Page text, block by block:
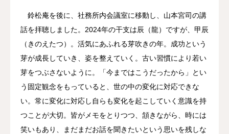
鈴松庵を後に、社務所内会議室に移動し、山本宮司の講
話を拝聴しました。2024年の干支は辰（龍）ですが、甲辰
（きのえたつ）。活気にあふれる芽吹きの年。成功という
芽が成長していき、姿を整えていく。古い習慣により若い
芽をつぶさないように。「今まではこうだったから」とい
う固定観念をもっていると、世の中の変化に対応できな
い。常に変化に対応し自らも変化を起こしていく意識を持
つことが大切。皆がメモをとりつつ、頷きながら、時には
笑いもあり、まだまだお話を聞きたいという思いを残しな